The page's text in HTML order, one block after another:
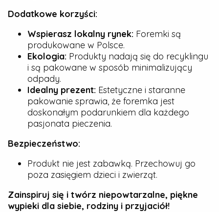
Dodatkowe korzyści:
Wspierasz lokalny rynek: Foremki są
produkowane w Polsce.
Ekologia: Produkty nadają się do recyklingu
i są pakowane w sposób minimalizujący
odpady.
Idealny prezent: Estetyczne i staranne
pakowanie sprawia, że foremka jest
doskonałym podarunkiem dla każdego
pasjonata pieczenia.
Bezpieczeństwo:
Produkt nie jest zabawką. Przechowuj go
poza zasięgiem dzieci i zwierząt.
Zainspiruj się i twórz niepowtarzalne, piękne
wypieki dla siebie, rodziny i przyjaciół!